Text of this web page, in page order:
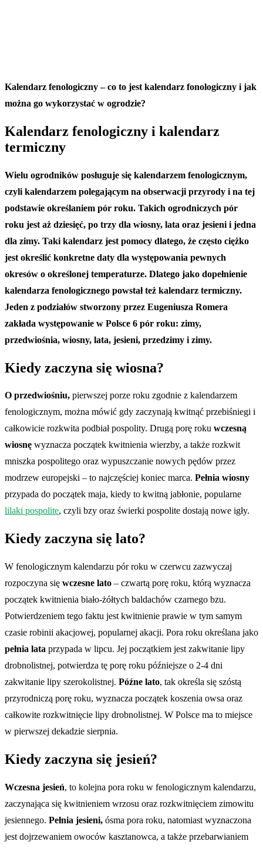
Kalendarz fenologiczny – co to jest kalendarz fonologiczny i jak
można go wykorzystać w ogrodzie?
Kalendarz fenologiczny i kalendarz
termiczny
Wielu ogrodników posługuje się kalendarzem fenologicznym,
czyli kalendarzem polegającym na obserwacji przyrody i na tej
podstawie określaniem pór roku. Takich ogrodniczych pór
roku jest aż dziesięć, po trzy dla wiosny, lata oraz jesieni i jedna
dla zimy. Taki kalendarz jest pomocy dlatego, że często ciężko
jest określić konkretne daty dla występowania pewnych
okresów o określonej temperaturze. Dlatego jako dopełnienie
kalendarza fenologicznego powstał też kalendarz termiczny.
Jeden z podziałów stworzony przez Eugeniusza Romera
zakłada występowanie w Polsce 6 pór roku: zimy,
przedwiośnia, wiosny, lata, jesieni, przedzimy i zimy.
Kiedy zaczyna się wiosna?
O przedwiośniu, pierwszej porze roku zgodnie z kalendarzem
fenologicznym, można mówić gdy zaczynają kwitnąć przebiśniegi i
całkowicie rozkwita podbiał pospolity. Drugą porę roku wczesną
wiosnę wyznacza początek kwitnienia wierzby, a także rozkwit
mniszka pospolitego oraz wypuszczanie nowych pędów przez
modrzew europejski – to najczęściej koniec marca. Pełnia wiosny
przypada do początek maja, kiedy to kwitną jabłonie, popularne
lilaki pospolite, czyli bzy oraz świerki pospolite dostają nowe igły.
Kiedy zaczyna się lato?
W fenologicznym kalendarzu pór roku w czerwcu zazwyczaj
rozpoczyna się wczesne lato – czwartą porę roku, którą wyznacza
początek kwitnienia biało-żółtych baldachów czarnego bzu.
Potwierdzeniem tego faktu jest kwitnienie prawie w tym samym
czasie robinii akacjowej, popularnej akacji. Pora roku określana jako
pełnia lata przypada w lipcu. Jej początkiem jest zakwitanie lipy
drobnolistnej, potwierdza tę porę roku późniejsze o 2-4 dni
zakwitanie lipy szerokolistnej. Późne lato, tak określa się szóstą
przyrodniczą porę roku, wyznacza początek koszenia owsa oraz
całkowite rozkwitnięcie lipy drobnolistnej. W Polsce ma to miejsce
w pierwszej dekadzie sierpnia.
Kiedy zaczyna się jesień?
Wczesna jesień, to kolejna pora roku w fenologicznym kalendarzu,
zaczynająca się kwitnieniem wrzosu oraz rozkwitnięciem zimowitu
jesiennego. Pełnia jesieni, ósma pora roku, natomiast wyznaczona
jest dojrzewaniem owoców kasztanowca, a także przebarwianiem